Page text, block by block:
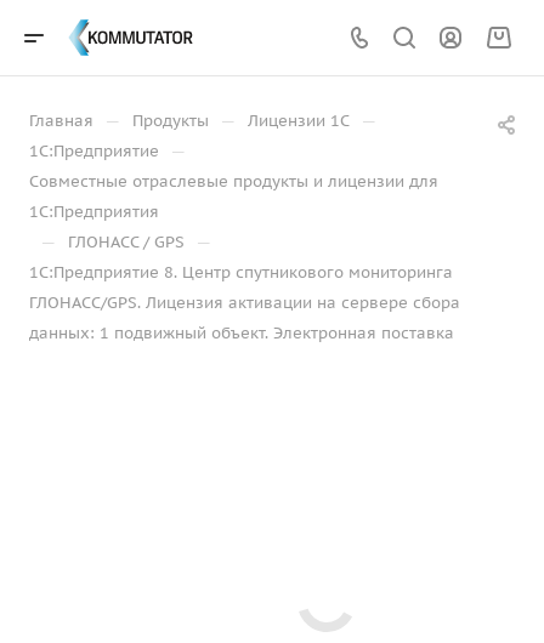
Главная — Продукты — Лицензии 1С —
1С:Предприятие —
Совместные отраслевые продукты и лицензии для
1С:Предприятия
— ГЛОНАСС / GPS —
1С:Предприятие 8. Центр спутникового мониторинга
ГЛОНАСС/GPS. Лицензия активации на сервере сбора
данных: 1 подвижный объект. Электронная поставка